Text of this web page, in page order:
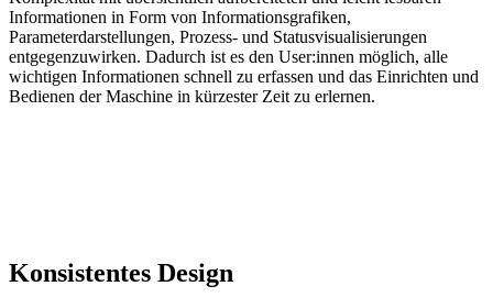
Informationen in Form von Informationsgrafiken,
Parameterdarstellungen, Prozess- und Statusvisualisierungen
entgegenzuwirken. Dadurch ist es den User:innen möglich, alle
wichtigen Informationen schnell zu erfassen und das Einrichten und
Bedienen der Maschine in kürzester Zeit zu erlernen.
Konsistentes Design